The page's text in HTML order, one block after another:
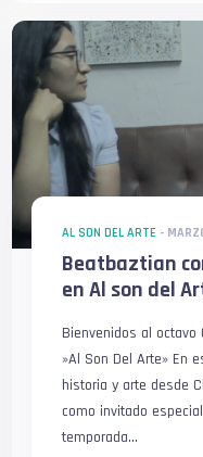
AL SON DEL ARTE -
Beatbaztian
en Al son del
Bienvenidos al octavo
»Al Son Del Arte» En
historia y arte desde
como invitado
temporada...